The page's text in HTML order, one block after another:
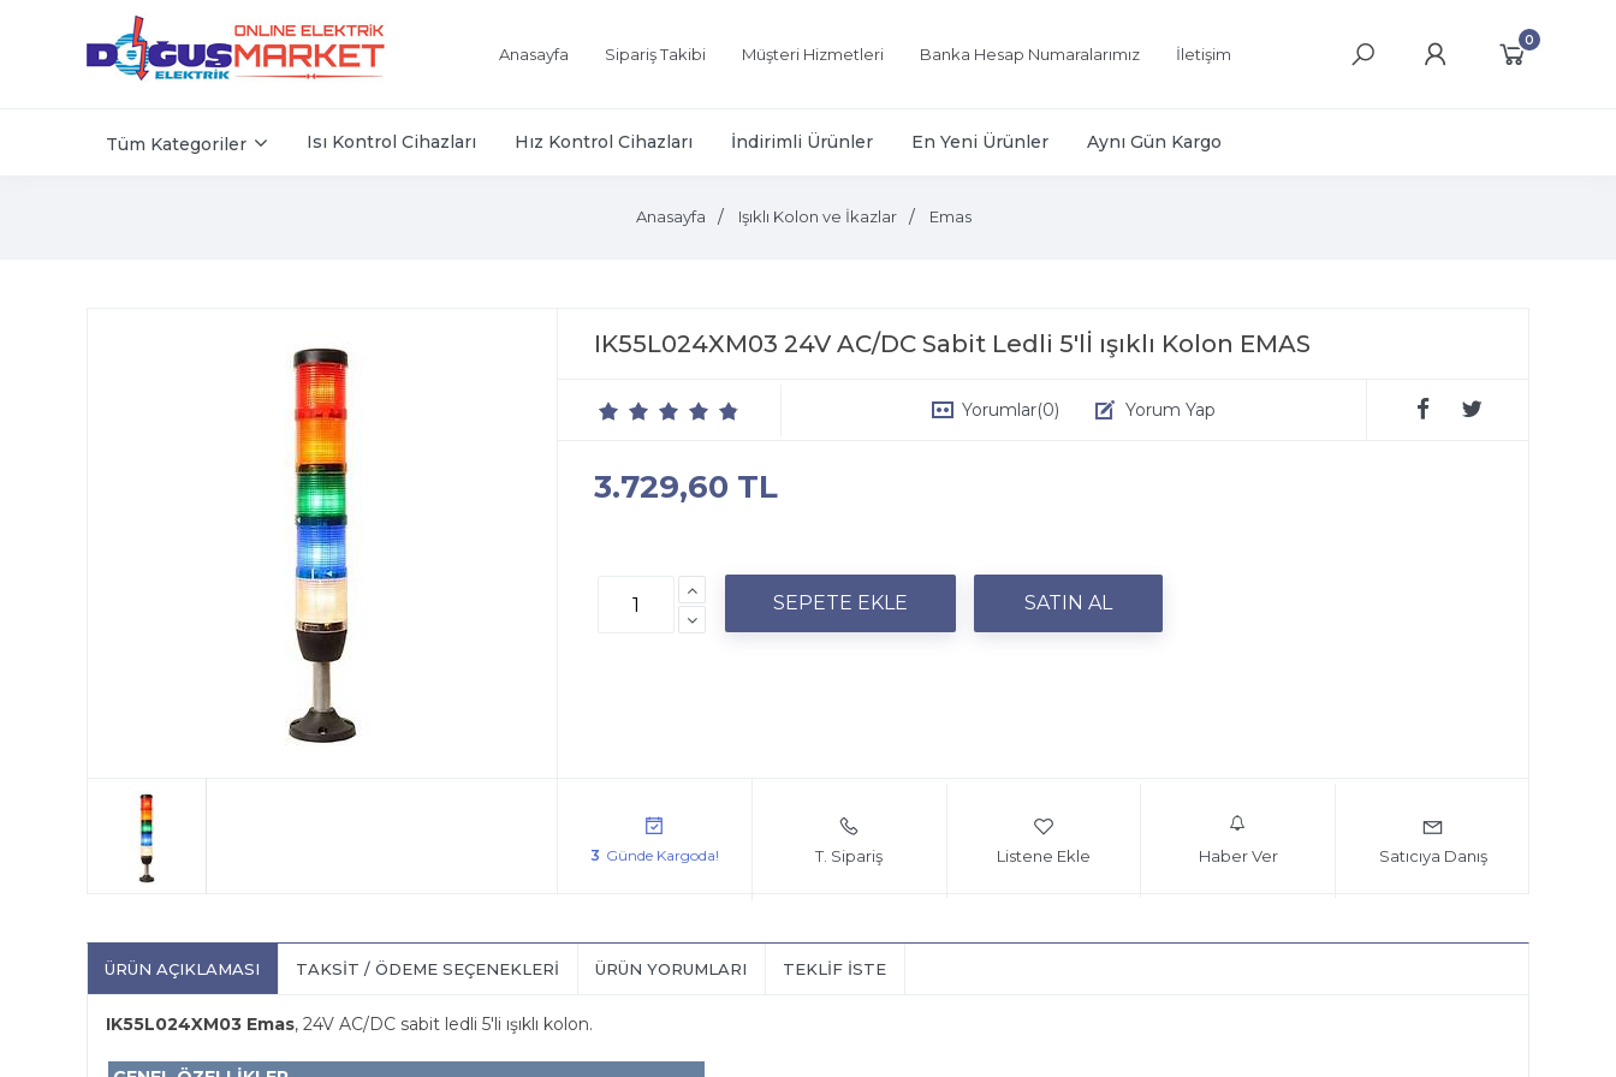
Anasayfa Sipariş Takibi Müşteri Hizmetleri Banka Hesap Numaralarımız İletişim
0
Tüm Kategoriler Isı Kontrol Cihazları Hız Kontrol Cihazları İndirimli Ürünler En Yeni Ürünler Aynı Gün Kargo
Anasayfa Işıklı Kolon ve İkazlar Emas
IK55L024XM03 24V AC/DC Sabit Ledli 5'lİ ışıklı Kolon EMAS
Yorumlar(0) Yorum Yap
3.729,60 TL
3 T. Sipariş Listene Ekle Haber Ver Satıcıya Danış
ÜRÜN AÇIKLAMASI TAKSIT / ÖDEME SEÇENEKLERI ÜRÜN YORUMLARI TEKLIF İSTE
IK55L024XM03 Emas, 24V AC/DC sabit ledli 5'li ışıklı kolon.